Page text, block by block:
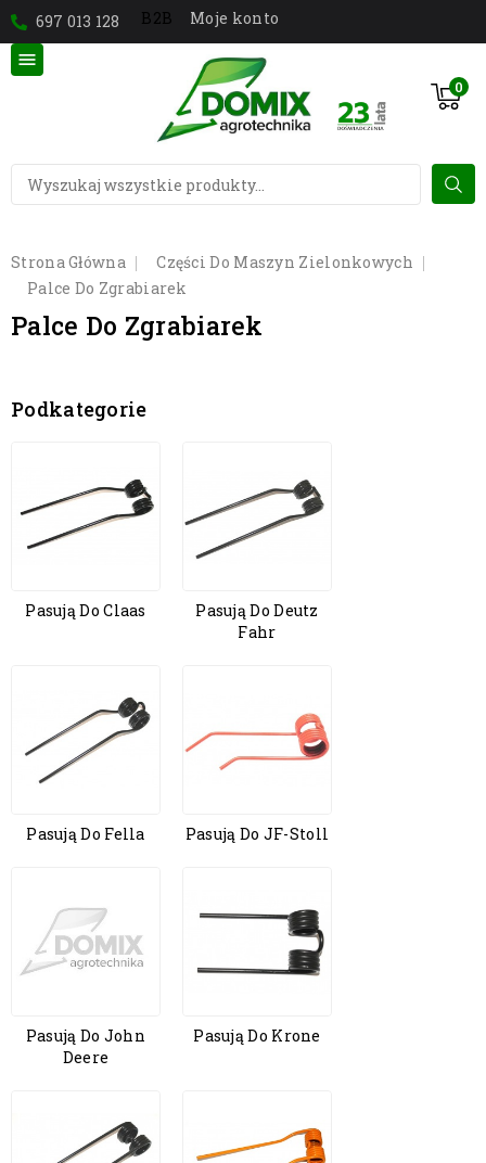
697 013 128 B2B Moje konto
0

Strona Główna
Części Do Maszyn Zielonkowych
Palce Do Zgrabiarek
Palce Do Zgrabiarek
Podkategorie
Pasują Do Claas
Pasują Do Deutz
Fahr
Pasują Do Fella Pasują Do JF-Stoll
Pasują Do John
Deere
Pasują Do Krone